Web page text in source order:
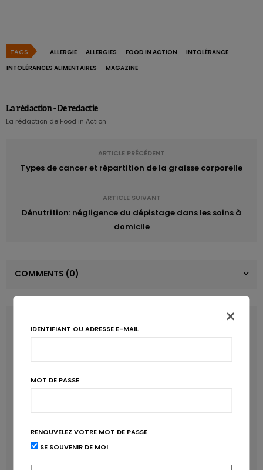
TAGS ALLERGIE ALLERGIES FOOD IN ACTION
INTOLÉRANCE
INTOLÉRANCES ALIMENTAIRES
MAGAZINE
La rédaction - De redactie
La rédaction de Food in Action
ARTICLE PRÉCÉDENT
Types de cancer et répartition de la graisse corporelle
ARTICLE SUIVANT
Dénutrition: négligence du dépistage dans les soins à
domicile
COMMENTS (0)
×
IDENTIFIANT OU ADRESSE E-MAIL
MOT DE PASSE
RENOUVELEZ VOTRE MOT DE PASSE
SE SOUVENIR DE MOI